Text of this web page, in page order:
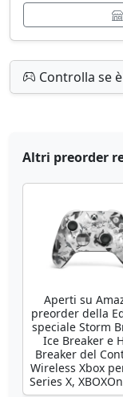
Controlla se
Altri preorder
Aperti su
preorder della
speciale Storm
Ice Breaker e
Breaker del
Wireless Xbox
Series X,